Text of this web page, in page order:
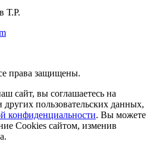
Т.Р.
права защищены.
сайт, вы соглашаетесь на
пользовательских данных,
конфиденциальности. Вы можете
Cookies сайтом, изменив